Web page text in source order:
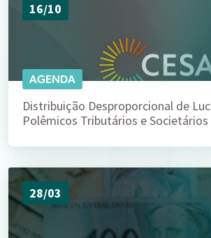
16/10
AGENDA
Distribuição Desproporcional de
Polêmicos Tributários e Societários
28/03